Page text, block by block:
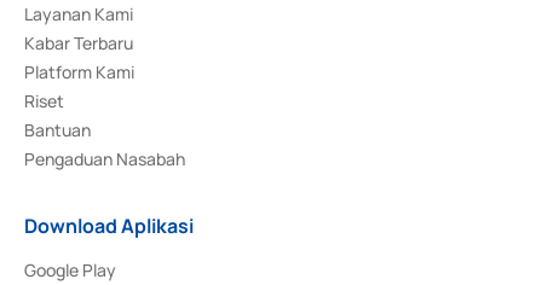
Layanan Kami
Kabar Terbaru
Platform Kami
Riset
Bantuan
Pengaduan Nasabah
Download Aplikasi
Google Play